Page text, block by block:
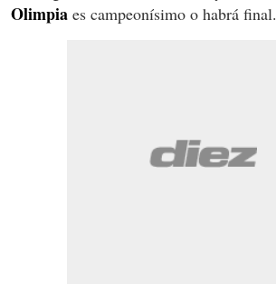
Olimpia es campeonísimo o habrá final.